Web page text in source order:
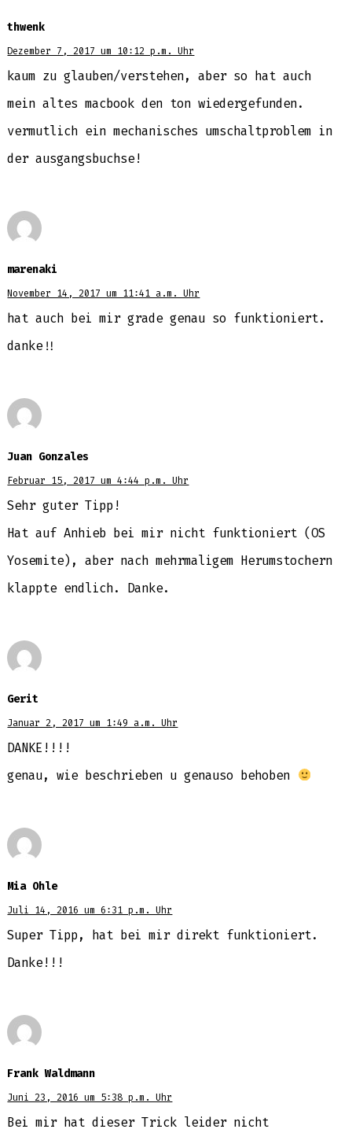
thwenk
Dezember 7, 2017 um 10:12 p.m. Uhr
kaum zu glauben/verstehen, aber so hat auch
mein altes macbook den ton wiedergefunden.
vermutlich ein mechanisches umschaltproblem in
der ausgangsbuchse!
marenaki
November 14, 2017 um 11:41 a.m. Uhr
hat auch bei mir grade genau so funktioniert.
danke!!
Juan Gonzales
Februar 15, 2017 um 4:44 p.m. Uhr
Sehr guter Tipp!
Hat auf Anhieb bei mir nicht funktioniert (OS
Yosemite), aber nach mehrmaligem Herumstochern
klappte endlich. Danke.
Gerit
Januar 2, 2017 um 1:49 a.m. Uhr
DANKE!!!!
genau, wie beschrieben u genauso behoben
Mia Ohle
Juli 14, 2016 um 6:31 p.m. Uhr
Super Tipp, hat bei mir direkt funktioniert.
Danke!!!
Frank Waldmann
Juni 23, 2016 um 5:38 p.m. Uhr
Bei mir hat dieser Trick leider nicht